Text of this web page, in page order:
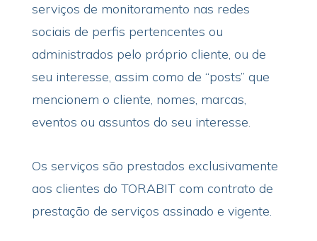
serviços de monitoramento nas redes
sociais de perfis pertencentes ou
administrados pelo próprio cliente, ou de
seu interesse, assim como de “posts” que
mencionem o cliente, nomes, marcas,
eventos ou assuntos do seu interesse.
Os serviços são prestados exclusivamente
aos clientes do TORABIT com contrato de
prestação de serviços assinado e vigente.